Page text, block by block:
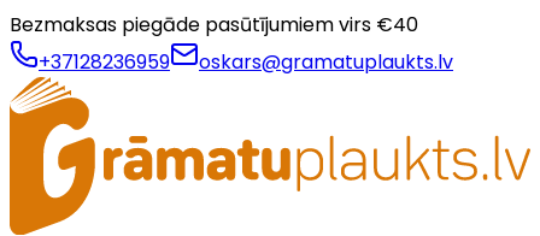
Bezmaksas piegāde pasūtījumiem virs €40
+37128236959
oskars@gramatuplaukts.lv